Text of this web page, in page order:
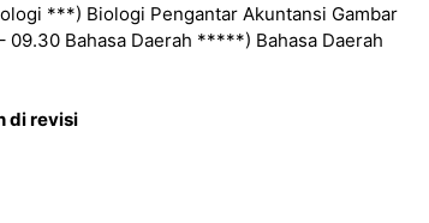
***) Biologi Pengantar Akuntansi Gambar
09.30 Bahasa Daerah *****) Bahasa Daerah
di revisi